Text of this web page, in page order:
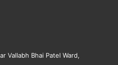
Vallabh Bhai Patel Ward,